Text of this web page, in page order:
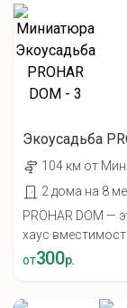
Экоусадьба
104 км от
2 дома на 8
PROHAR DOM —
хаус
от300р.